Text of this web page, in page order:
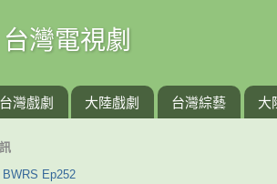
灣電視劇
台灣戲劇 大陸戲劇 台灣綜藝 大
Ep252